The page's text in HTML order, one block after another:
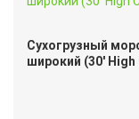
Сухогрузный
широкий (30′ High